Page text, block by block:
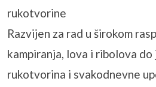
rukotvorine
Razvijen za rad u širokom
kampiranja, lova i ribolova
rukotvorina i svakodnevne